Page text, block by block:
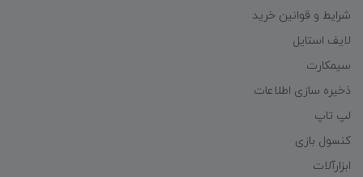
شرایط و قوانین خرید
لایف استایل
سیمکارت
ذخیره سازی اطلاعات
لپ تاپ
کنسول بازی
ابزارآلات